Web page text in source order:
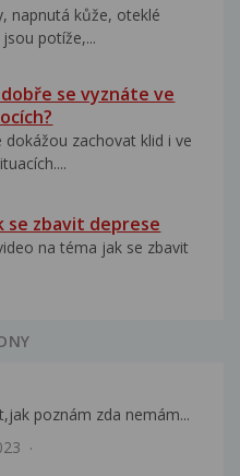
napnutá kůže, oteklé
potíže,...
dobře se vyznáte ve
dokážou zachovat klid i ve
se zbavit deprese
na téma jak se zbavit
poznám zda nemám...